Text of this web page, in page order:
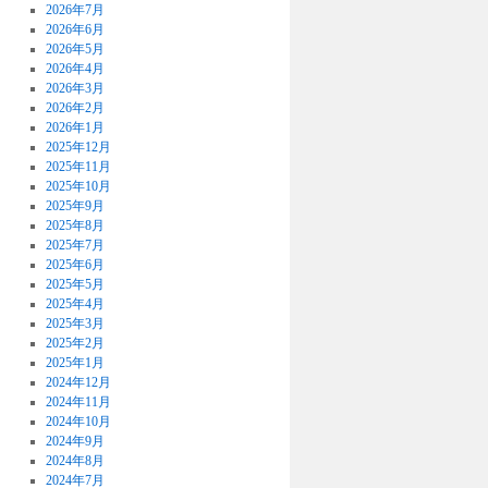
2026年7月
2026年6月
2026年5月
2026年4月
2026年3月
2026年2月
2026年1月
2025年12月
2025年11月
2025年10月
2025年9月
2025年8月
2025年7月
2025年6月
2025年5月
2025年4月
2025年3月
2025年2月
2025年1月
2024年12月
2024年11月
2024年10月
2024年9月
2024年8月
2024年7月